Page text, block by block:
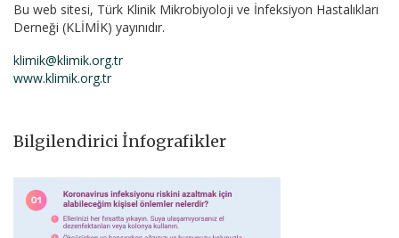
Bu web sitesi, Türk Klinik Mikrobiyoloji ve İnfeksiyon Hastalıkları
Derneği (KLİMİK) yayınıdır.
klimik@klimik.org.tr
www.klimik.org.tr
Bilgilendirici İnfografikler